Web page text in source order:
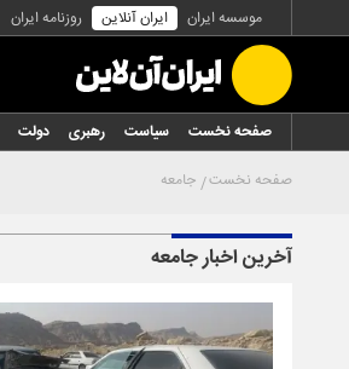
موسسه ایران ایران آنلاین روزنامه ایران
صفحه نخست سیاست رهبری دولت
صفحه نخست جامعه
آخرین اخبار جامعه